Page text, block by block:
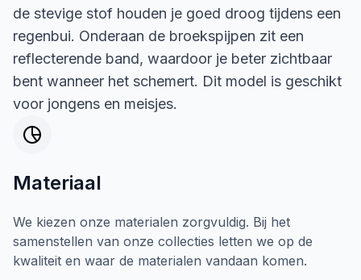
de stevige stof houden je goed droog tijdens een
regenbui. Onderaan de broekspijpen zit een
reflecterende band, waardoor je beter zichtbaar
bent wanneer het schemert. Dit model is geschikt
voor jongens en meisjes.
Materiaal
We kiezen onze materialen zorgvuldig. Bij het
samenstellen van onze collecties letten we op de
kwaliteit en waar de materialen vandaan komen.